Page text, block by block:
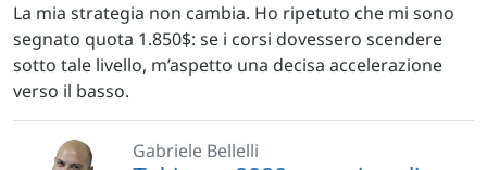
La mia strategia non cambia. Ho ripetuto che mi sono
segnato quota 1.850$: se i corsi dovessero scendere
sotto tale livello, m’aspetto una decisa accelerazione
verso il basso.
Gabriele Bellelli